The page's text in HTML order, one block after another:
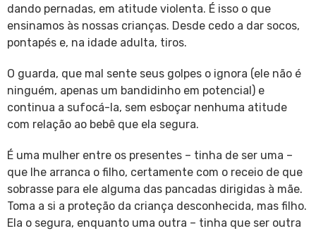
dando pernadas, em atitude violenta. É isso o que
ensinamos às nossas crianças. Desde cedo a dar socos,
pontapés e, na idade adulta, tiros.
O guarda, que mal sente seus golpes o ignora (ele não é
ninguém, apenas um bandidinho em potencial) e
continua a sufocá-la, sem esboçar nenhuma atitude
com relação ao bebê que ela segura.
É uma mulher entre os presentes – tinha de ser uma –
que lhe arranca o filho, certamente com o receio de que
sobrasse para ele alguma das pancadas dirigidas à mãe.
Toma a si a proteção da criança desconhecida, mas filho.
Ela o segura, enquanto uma outra – tinha que ser outra